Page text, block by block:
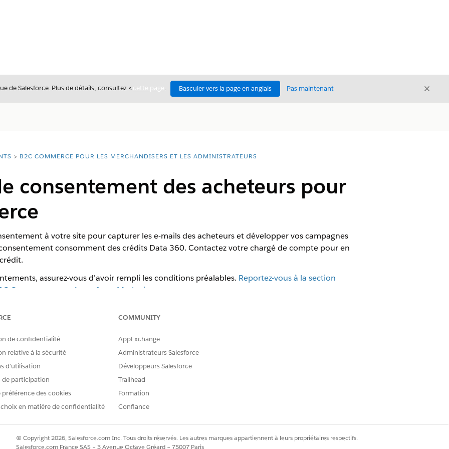
de Salesforce. Plus de détails, consultez <cette page . Basculer vers la page en anglais Pas maintenant Fermer
B2C COMMERCE POUR LES MERCHANDISERS ET LES ADMINISTRATEURS
consentement des acheteurs pour
à votre site pour capturer les e-mails des acheteurs et développer vos campagnes
consomment des crédits Data 360. Contactez votre chargé de compte pour en
assurez-vous d’avoir rempli les conditions préalables. Reportez-vous à la section
Commerce avec Agentforce Marketing
configurez un client SLAS (Shopper Login and API Access Service) pour votre instance B2C Commerce
recueillir le consentement des acheteurs
les types de canaux que vous souhaitez utiliser pour envoyer des notifications aux acheteurs, tels que les
Pour utiliser un canal d’engagement, créez une définition d’attribut dans votre instance B2C Commerce
Salesforce du canal.
vos acheteurs en obtenant l’autorisation d’envoyer des communications marketing selon les
un consentement, il s’affiche sur votre site dans les composants de consentement que vous avez
de confidentialité
relative à la sécurité
d’utilisation
de participation
des cookies
choix en matière de confidentialité
COMMUNITY
AppExchange
Administrateurs Salesforce
Développeurs Salesforce
Trailhead
Formation
Confiance
© Copyright 2026, Salesforce.com Inc. Tous droits réservés. Les autres marques appartiennent à leurs propriétaires respectifs.
Salesforce.com France SAS – 3 Avenue Octave Gréard – 75007 Paris